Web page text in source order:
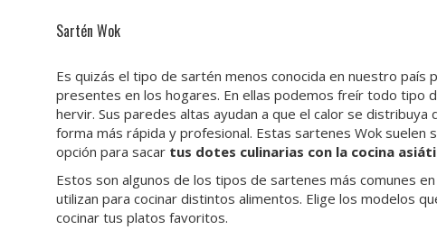
Sartén Wok
Es quizás el tipo de sartén menos conocida en nuestro país
presentes en los hogares. En ellas podemos freír todo tipo
hervir. Sus paredes altas ayudan a que el calor se
forma más rápida y profesional. Estas sartenes Wok
opción para sacar tus dotes culinarias con la cocina
Estos son algunos de los tipos de sartenes más comunes
utilizan para cocinar distintos alimentos. Elige los modelos
cocinar tus platos favoritos.